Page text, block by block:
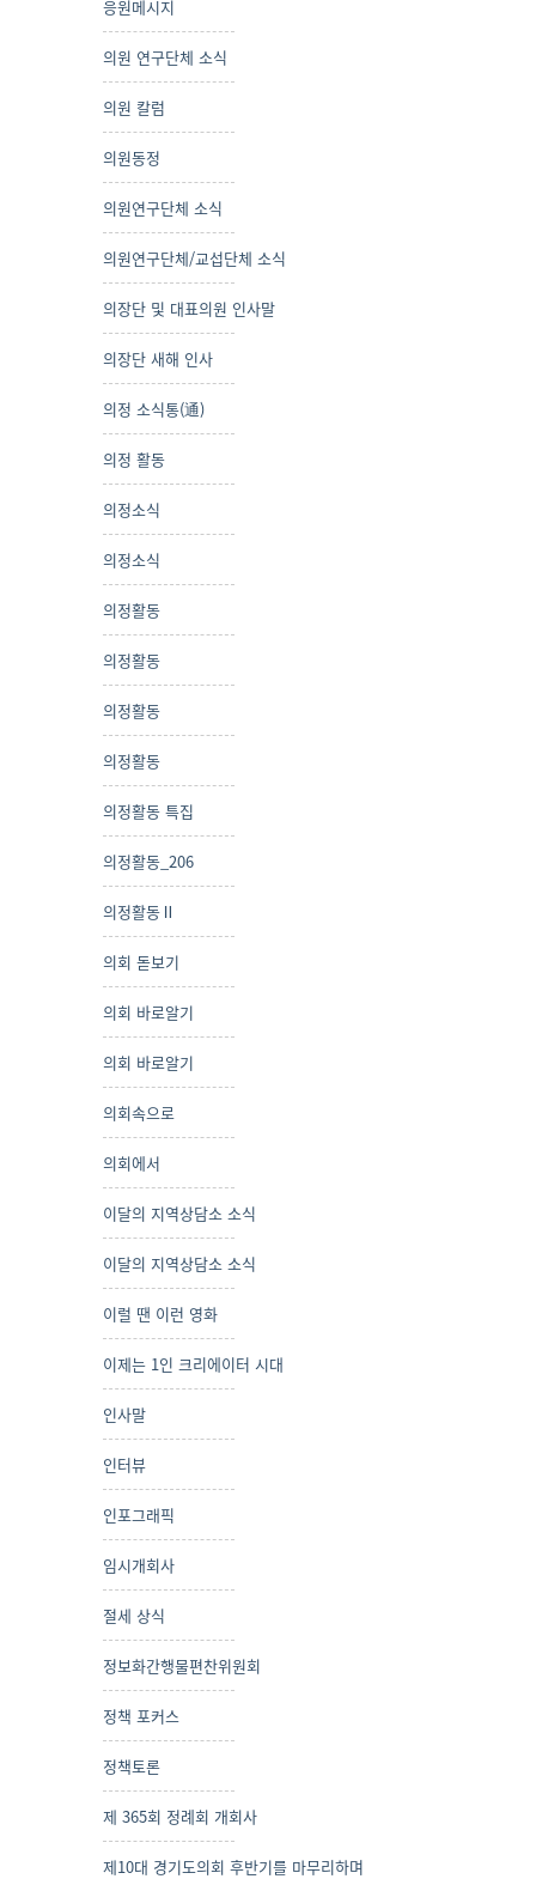
응원메시지
의원 연구단체 소식
의원 칼럼
의원동정
의원연구단체 소식
의원연구단체/교섭단체 소식
의장단 및 대표의원 인사말
의장단 새해 인사
의정 소식통(通)
의정 활동
의정소식
의정소식
의정활동
의정활동
의정활동
의정활동
의정활동 특집
의정활동_206
의정활동Ⅱ
의회 돋보기
의회 바로알기
의회 바로알기
의회속으로
의회에서
이달의 지역상담소 소식
이달의 지역상담소 소식
이럴 땐 이런 영화
이제는 1인 크리에이터 시대
인사말
인터뷰
인포그래픽
임시개회사
절세 상식
정보화간행물편찬위원회
정책 포커스
정책토론
제 365회 정례회 개회사
제10대 경기도의회 후반기를 마무리하며